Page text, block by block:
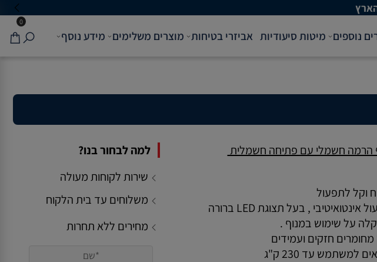
0
נוספים מיטות סיעודיות אביזרי בטיחות מוצרים משלימים מידע נוסף
הרמה חשמלי עם פתיחה חשמלית
וקל לתפעול
תפעול אינטואיטיבי , בעל תצוגת LED ברורה
על שימוש במנוף .
מחומרים חזקים ועמידים
למשתמש עד 230 ק"ג
למה לבחור בנו?
שירות לקוחות מעולה
משלוחים עד בית הלקוח
מחירים ללא תחרות